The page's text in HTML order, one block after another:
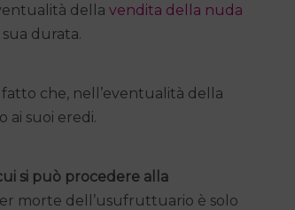
della vendita della nuda
durata.
che, nell’eventualità della
ai suoi eredi.
si può procedere alla
morte dell’usufruttuario è solo